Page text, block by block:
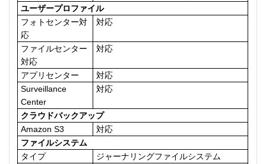
ユーザープロファイル
フォトセンター対
応
対応
ファイルセンター
対応
対応
アプリセンター
対応
Surveillance
Center
対応
クラウドバックアップ
Amazon S3
対応
ファイルシステム
タイプ
ジャーナリングファイルシステム